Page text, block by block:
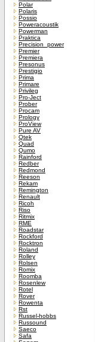
Polar
Polaris
Possio
Poweracoustik
Powerman
Praktica
Precision_power
Premier
Premiera
Presonus
Prestigio
Prima
Primare
Privileg
Pro-Ject
Prober
Procam
Prology
ProView
Pure AV
Qtek
Quad
Qumo
Rainford
Redber
Redmond
Reeson
Rekam
Remington
Renault
Ricoh
Riso
Ritmix
RME
Roadstar
Rockford
Rocktron
Roland
Rolley
Rolsen
Romix
Roomba
Rosenlew
Rotel
Rover
Rowenta
Rst
Russel-hobbs
Russound
Saeco
Safa